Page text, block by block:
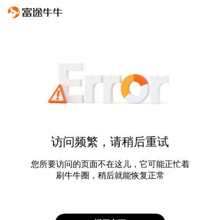
访问频繁，请稍后重试
您所要访问的页面不在这儿，它可能正忙着
刷牛牛圈，稍后就能恢复正常